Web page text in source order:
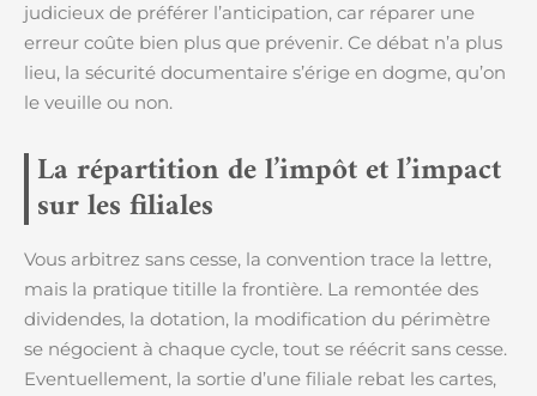
judicieux de préférer l’anticipation, car réparer une
erreur coûte bien plus que prévenir. Ce débat n’a plus
lieu, la sécurité documentaire s’érige en dogme, qu’on
le veuille ou non.
La répartition de l’impôt et l’impact
sur les filiales
Vous arbitrez sans cesse, la convention trace la lettre,
mais la pratique titille la frontière. La remontée des
dividendes, la dotation, la modification du périmètre
se négocient à chaque cycle, tout se réécrit sans cesse.
Eventuellement, la sortie d’une filiale rebat les cartes,